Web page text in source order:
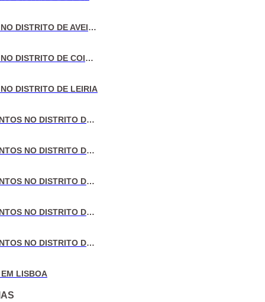
VENDA DE MORADIAS NO DISTRITO DE AVEIRO
VENDA DE MORADIAS NO DISTRITO DE COIMBRA
DISTRITO DE LEIRIA
VENDA DE APARTAMENTOS NO DISTRITO DE LISBOA
VENDA DE APARTAMENTOS NO DISTRITO DO PORTO
VENDA DE APARTAMENTOS NO DISTRITO DE AVEIRO
VENDA DE APARTAMENTOS NO DISTRITO DE COIMBRA
VENDA DE APARTAMENTOS NO DISTRITO DE LEIRIA
LISBOA